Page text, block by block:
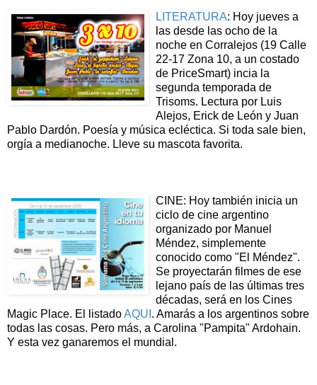
LITERATURA: Hoy jueves a
las desde las ocho de la
noche en Corralejos (19 Calle
22-17 Zona 10, a un costado
de PriceSmart) incia la
segunda temporada de
Trisoms. Lectura por Luis
Alejos, Erick de León y Juan
Pablo Dardón. Poesía y música ecléctica. Si toda sale bien,
orgía a medianoche. Lleve su mascota favorita.
CINE: Hoy también inicia un
ciclo de cine argentino
organizado por Manuel
Méndez, simplemente
conocido como "El Méndez".
Se proyectarán filmes de ese
lejano país de las últimas tres
décadas, será en los Cines
Magic Place. El listadoAQUI . Amarás a los argentinos sobre
todas las cosas. Pero más, a Carolina "Pampita" Ardohain.
Y esta vez ganaremos el mundial.